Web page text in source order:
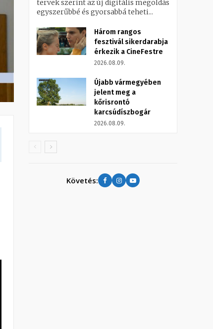
tervek szerint az új digitális megoldás
egyszerűbbé és gyorsabbá teheti...
Három rangos
fesztivál sikerdarabja
érkezik a CineFestre
2026.08.09.
Újabb vármegyében
jelent meg a
kőrisrontó
karcsúdíszbogár
2026.08.09.
Követés: